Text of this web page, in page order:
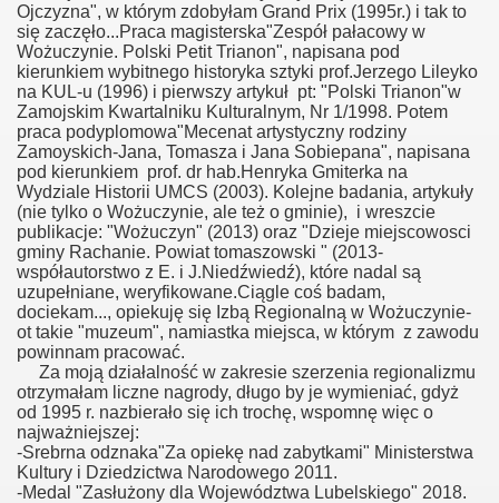
Ojczyzna", w którym zdobyłam Grand Prix (1995r.) i tak to
się zaczęło...Praca magisterska"Zespół pałacowy w
Wożuczynie. Polski Petit Trianon", napisana pod
kierunkiem wybitnego historyka sztyki prof.Jerzego Lileyko
na KUL-u (1996) i pierwszy artykuł pt: "Polski Trianon"w
Zamojskim Kwartalniku Kulturalnym, Nr 1/1998. Potem
praca podyplomowa"Mecenat artystyczny rodziny
Zamoyskich-Jana, Tomasza i Jana Sobiepana", napisana
pod kierunkiem prof. dr hab.Henryka Gmiterka na
Wydziale Historii UMCS (2003). Kolejne badania, artykuły
(nie tylko o Wożuczynie, ale też o gminie), i wreszcie
publikacje: "Wożuczyn" (2013) oraz "Dzieje miejscowosci
gminy Rachanie. Powiat tomaszowski " (2013-
współautorstwo z E. i J.Niedźwiedź), które nadal są
uzupełniane, weryfikowane.Ciągle coś badam,
dociekam..., opiekuję się Izbą Regionalną w Wożuczynie-
ot takie "muzeum", namiastka miejsca, w którym z zawodu
powinnam pracować.
Za moją działalność w zakresie szerzenia regionalizmu
otrzymałam liczne nagrody, długo by je wymieniać, gdyż
od 1995 r. nazbierało się ich trochę, wspomnę więc o
najważniejszej:
-Srebrna odznaka"Za opiekę nad zabytkami" Ministerstwa
Kultury i Dziedzictwa Narodowego 2011.
-Medal "Zasłużony dla Województwa Lubelskiego" 2018.
do biografii